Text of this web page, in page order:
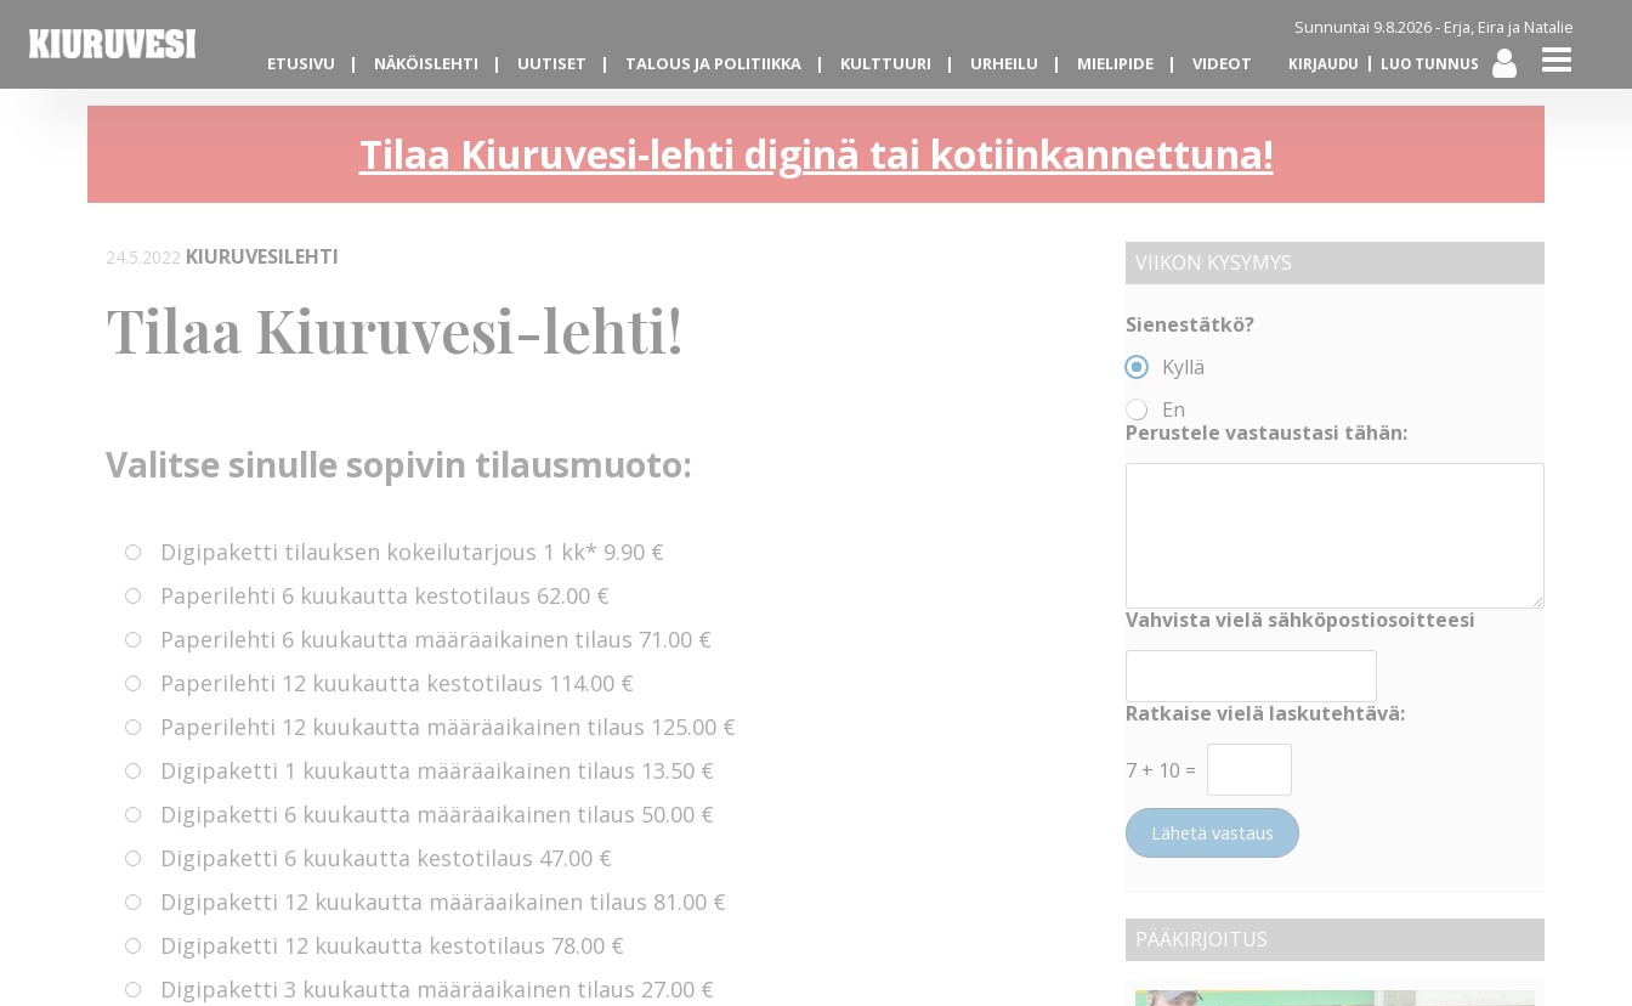
Sunnuntai 9.8.2026 - Erja, Eira ja Natalie
ETUSIVU
NÄKÖISLEHTI UUTISET TALOUS JA POLITIIKKA KULTTUURI URHEILU MIELIPIDE VIDEOT KIRJAUDU LUO TUNNUS
Tilaa Kiuruvesi-lehti diginä tai kotiinkannettuna!
24.5.2022 KIURUVESILEHTI
Tilaa Kiuruvesi-lehti!
Valitse sinulle sopivin tilausmuoto:
Digipaketti tilauksen kokeilutarjous 1 kk* 9.90 €
Paperilehti 6 kuukautta kestotilaus 62.00 €
Paperilehti 6 kuukautta määräaikainen tilaus 71.00 €
Paperilehti 12 kuukautta kestotilaus 114.00 €
Paperilehti 12 kuukautta määräaikainen tilaus 125.00 €
Digipaketti 1 kuukautta määräaikainen tilaus 13.50 €
Digipaketti 6 kuukautta määräaikainen tilaus 50.00 €
Digipaketti 6 kuukautta kestotilaus 47.00 €
Digipaketti 12 kuukautta määräaikainen tilaus 81.00 €
Digipaketti 12 kuukautta kestotilaus 78.00 €
Digipaketti 3 kuukautta määräaikainen tilaus 27.00 €
VIIKON KYSYMYS
Sienestätkö?
Kyllä
En
Perustele vastaustasi tähän:
Vahvista vielä sähköpostiosoitteesi
Ratkaise vielä laskutehtävä:
7 + 10 =
Lähetä vastaus
PÄÄKIRJOITUS